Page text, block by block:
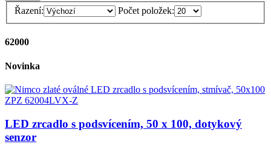
Řazení:
Počet položek:
62000
Novinka
LED zrcadlo s podsvícením, 50 x 100, dotykový
senzor